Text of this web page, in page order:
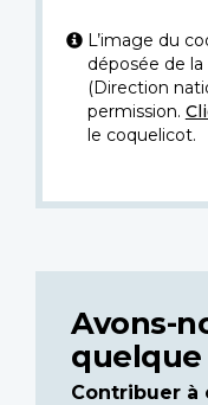
L’image du
déposée de
(Direction
permission.
le coquelicot.
Avons-
quelque
Contribuer à